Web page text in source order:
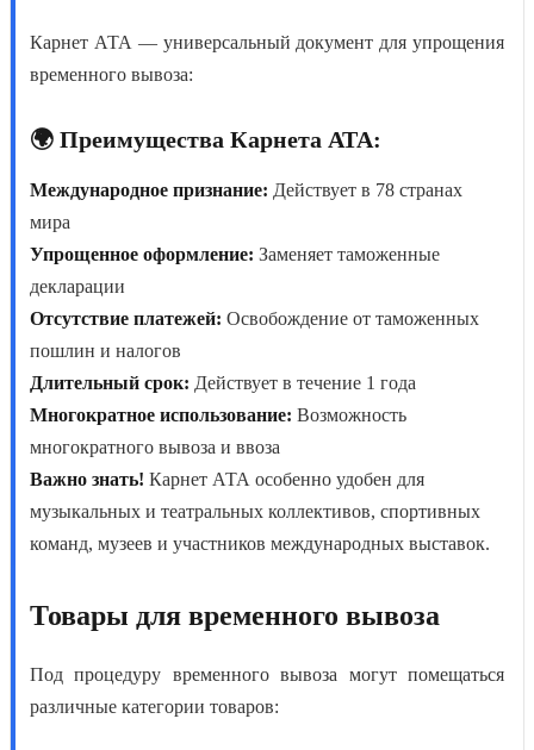
Карнет АТА — универсальный документ для упрощения
временного вывоза:
🌍 Преимущества Карнета АТА:
Международное признание: Действует в 78 странах
мира
Упрощенное оформление: Заменяет таможенные
декларации
Отсутствие платежей: Освобождение от таможенных
пошлин и налогов
Длительный срок: Действует в течение 1 года
Многократное использование: Возможность
многократного вывоза и ввоза
Важно знать! Карнет АТА особенно удобен для
музыкальных и театральных коллективов, спортивных
команд, музеев и участников международных выставок.
Товары для временного вывоза
Подпроцедуру временного вывоза могут помещаться
различные категории товаров: